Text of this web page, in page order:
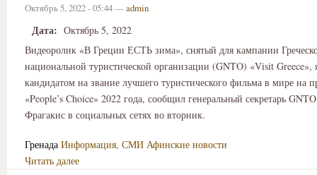
Октябрь 5, 2022 - 05:44 —admin
Дата: Октябрь 5, 2022
Видеоролик «В Греции ЕСТЬ зима», снятый для кампании
национальной туристической организации (GNTO) «Visit Greece»,
кандидатом на звание лучшего туристического фильма в мире на
«People’s Choice» 2022 года, сообщил генеральный секретарь
Фрагакис в социальных сетях во вторник.
Гренада Информация, СМИ Афинские новости
Читать далее